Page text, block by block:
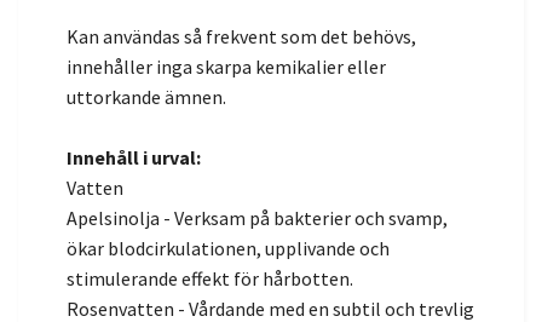
Kan användas så frekvent som det behövs,
innehåller inga skarpa kemikalier eller
uttorkande ämnen.
Innehåll i urval:
Vatten
Apelsinolja - Verksam på bakterier och svamp,
ökar blodcirkulationen, upplivande och
stimulerande effekt för hårbotten.
Rosenvatten - Vårdande med en subtil och trevlig